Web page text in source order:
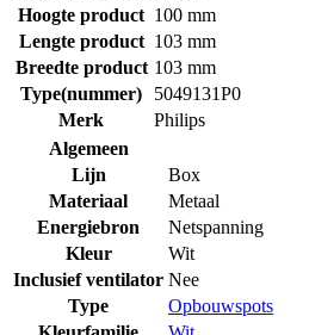
Hoogte product 100 mm
Lengte product 103 mm
Breedte product 103 mm
Type(nummer)
5049131P0
Merk
Philips
Algemeen
Lijn
Box
Materiaal
Metaal
Energiebron
Netspanning
Kleur
Wit
Inclusief ventilator Nee
Type
Opbouwspots